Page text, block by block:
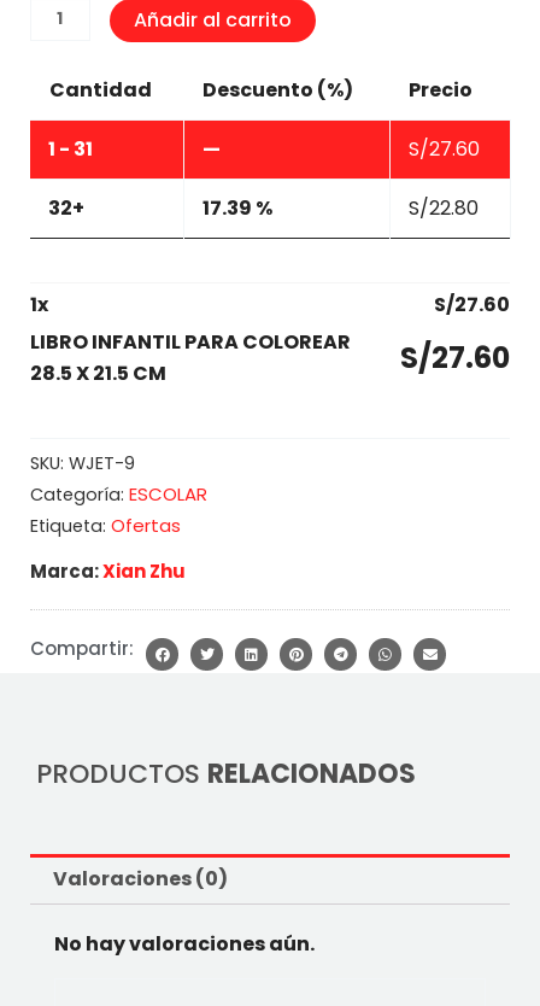
LIBRO
INFANTIL
28.5
21.5
CM
Añadir al carrito
Cantidad Descuento (%) Precio
1 - 31 — S/27.60
32+ 17.39 % S/22.80
1x S/27.60
LIBRO INFANTIL PARA COLOREAR
28.5 X 21.5 CM
S/27.60
SKU: WJET-9
Categoría: ESCOLAR
Etiqueta: Ofertas
Marca:Xian Zhu
Compartir:
PRODUCTOS RELACIONADOS
Valoraciones (0)
No hay valoraciones aún.